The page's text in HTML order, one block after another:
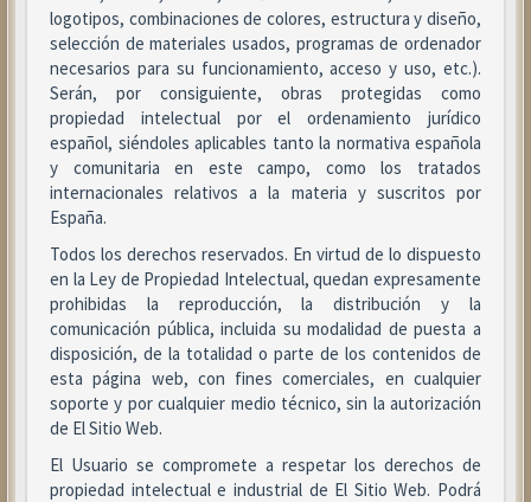
logotipos, combinaciones de colores, estructura y diseño,
selección de materiales usados, programas de ordenador
necesarios para su funcionamiento, acceso y uso, etc.).
Serán, por consiguiente, obras protegidas como
propiedad intelectual por el ordenamiento jurídico
español, siéndoles aplicables tanto la normativa española
y comunitaria en este campo, como los tratados
internacionales relativos a la materia y suscritos por
España.
Todos los derechos reservados. En virtud de lo dispuesto
en la Ley de Propiedad Intelectual, quedan expresamente
prohibidas la reproducción, la distribución y la
comunicación pública, incluida su modalidad de puesta a
disposición, de la totalidad o parte de los contenidos de
esta página web, con fines comerciales, en cualquier
soporte y por cualquier medio técnico, sin la autorización
de El Sitio Web.
El Usuario se compromete a respetar los derechos de
propiedad intelectual e industrial de El Sitio Web. Podrá